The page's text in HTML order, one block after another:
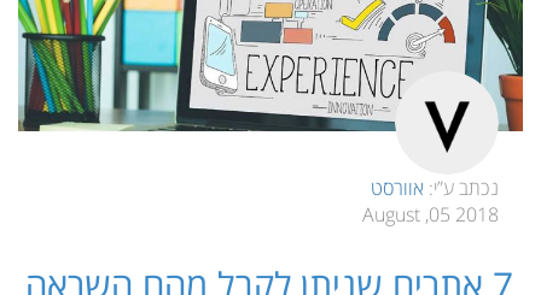
נכתב ע”י: אוורסט
2018 05, August